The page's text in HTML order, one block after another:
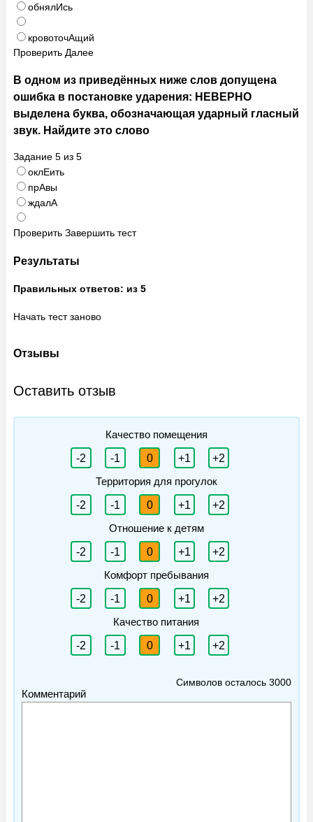
обнялИсь
кровоточАщий
Проверить Далее
В одном из приведённых ниже слов допущена
ошибка в постановке ударения: НЕВЕРНО
выделена буква, обозначающая ударный гласный
звук. Найдите это слово
Задание 5из 5
оклЕить
прАвы
ждалА
Проверить Завершить тест
Результаты
Правильных ответов: из 5
Начать тест заново
Отзывы
Оставить отзыв
Качество помещения
-2
-1 0 +1
+2
Территория для прогулок
-2
-1 0 +1
+2
Отношение к детям
-2
-1 0 +1
+2
Комфорт пребывания
-2
-1 0 +1
+2
Качество питания
-2
-1 0 +1 +2
Символов осталось3000
Комментарий